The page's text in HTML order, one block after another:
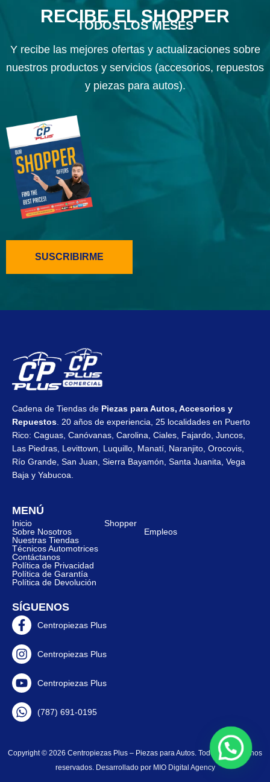
RECIBE EL SHOPPER
TODOS LOS MESES
Y recibe las mejores ofertas y actualizaciones sobre
nuestros productos y servicios (accesorios, repuestos
y piezas para autos).
SUSCRIBIRME
Cadena de Tiendas de Piezas para Autos, Accesorios y
Repuestos . 20 años de experiencia, 25 localidades en Puerto
Rico: Caguas, Canóvanas, Carolina, Ciales, Fajardo, Juncos,
Las Piedras, Levittown, Luquillo, Manatí, Naranjito, Orocovis,
Río Grande, San Juan, Sierra Bayamón, Santa Juanita, Vega
Baja y Yabucoa.
MENÚ
Inicio
Shopper
Sobre Nosotros
Empleos
Nuestras Tiendas
Técnicos Automotrices
Contáctanos
Política de Privacidad
Política de Garantía
Política de Devolución
SÍGUENOS
Centropiezas Plus
Centropiezas Plus
Centropiezas Plus
(787) 691-0195
Copyright © 2026 Centropiezas Plus – Piezas para Autos. Todos los derechos
reservados. Desarrollado por MIO Digital Agency